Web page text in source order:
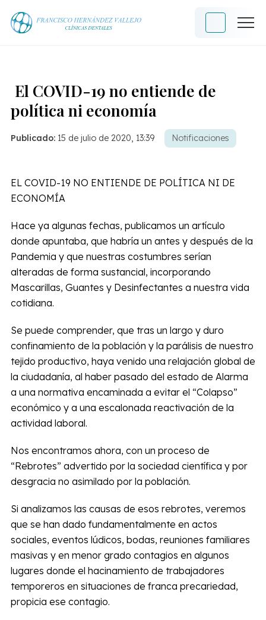
El COVID-19 no entiende de
política ni economía
Publicado: 15 de julio de 2020, 13:39 Notificaciones
EL COVID-19 NO ENTIENDE DE POLÍTICA NI DE
ECONOMÍA
Hace ya algunas fechas, publicamos un artículo
donde apuntaba, que habría un antes y después de la
Pandemia y que nuestras costumbres serían
alteradas de forma sustancial, incorporando
Mascarillas, Guantes y Desinfectantes a nuestra vida
cotidiana.
Se puede comprender, que tras un largo y duro
confinamiento de la población y la parálisis de nuestro
tejido productivo, haya venido una relajación global de
la ciudadanía, al haber pasado del estado de Alarma
a una normativa encaminada a evitar el “Colapso”
económico y a una escalonada reactivación de la
actividad laboral.
Nos encontramos ahora, con un proceso de
“Rebrotes” advertido por la sociedad científica y por
desgracia no asimilado por la población.
Si analizamos las causas de esos rebrotes, veremos
que se han dado fundamentalmente en actos
sociales, eventos lúdicos, bodas, reuniones familiares
masivas y en menor grado contagios en algunos
lugares donde el hacinamiento de trabajadores
temporeros en situaciones de franca precariedad,
propicia ese contagio.